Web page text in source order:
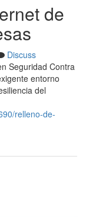
de
Discuss
Seguridad Contra
entorno
del
relleno-de-